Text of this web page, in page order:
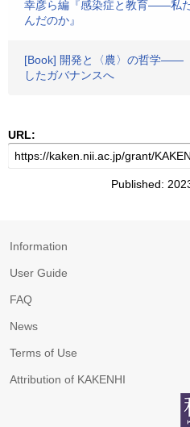
幸彦ら編『感染症と教育――私
んだのか』
[Book] 開発と〈農〉の哲学――
したガバナンスへ
URL:
Published:
Information
User Guide
FAQ
News
Terms of Use
Attribution of KAKENHI